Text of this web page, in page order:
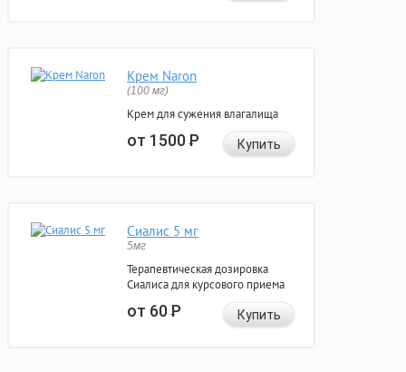
Крем Naron
(100 мг)
Крем для сужения влагалища
от 1500Р Купить
Сиалис 5 мг
5мг
Терапевтическая дозировка
Сиалиса для курсового приема
от 60Р Купить